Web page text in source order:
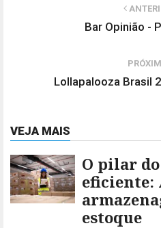
Bar Opinião -
Lollapalooza Brasil
VEJA MAIS
O pilar
eficiente:
estoque